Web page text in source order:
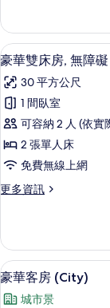
準
雙
人
床,
無
障
礙
的
所
片
客
房,
2
標
準
人
床,
無
障
礙
顯
示
豪
華
雙
床
房,
無
礙
的
所
有
7
豪華雙床房, 無障礙
30 平方公尺
1 間臥室
可容納 2 人 (依實
2 張單人床
免費無線上網
更多資訊
更
雙
床
房,
障
顯
示
6
豪華客房 (City)
城市景